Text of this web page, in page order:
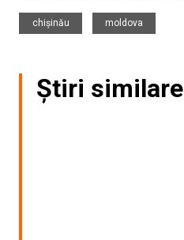
chișinău
moldova
Știri similare